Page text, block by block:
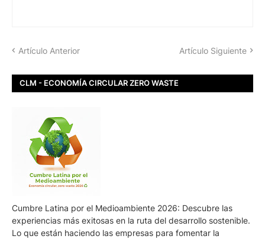
Artículo Anterior Artículo Siguiente
CLM - ECONOMÍA CIRCULAR ZERO WASTE
Cumbre Latina por el Medioambiente 2026: Descubre las
experiencias más exitosas en la ruta del desarrollo sostenible.
Lo que están haciendo las empresas para fomentar la